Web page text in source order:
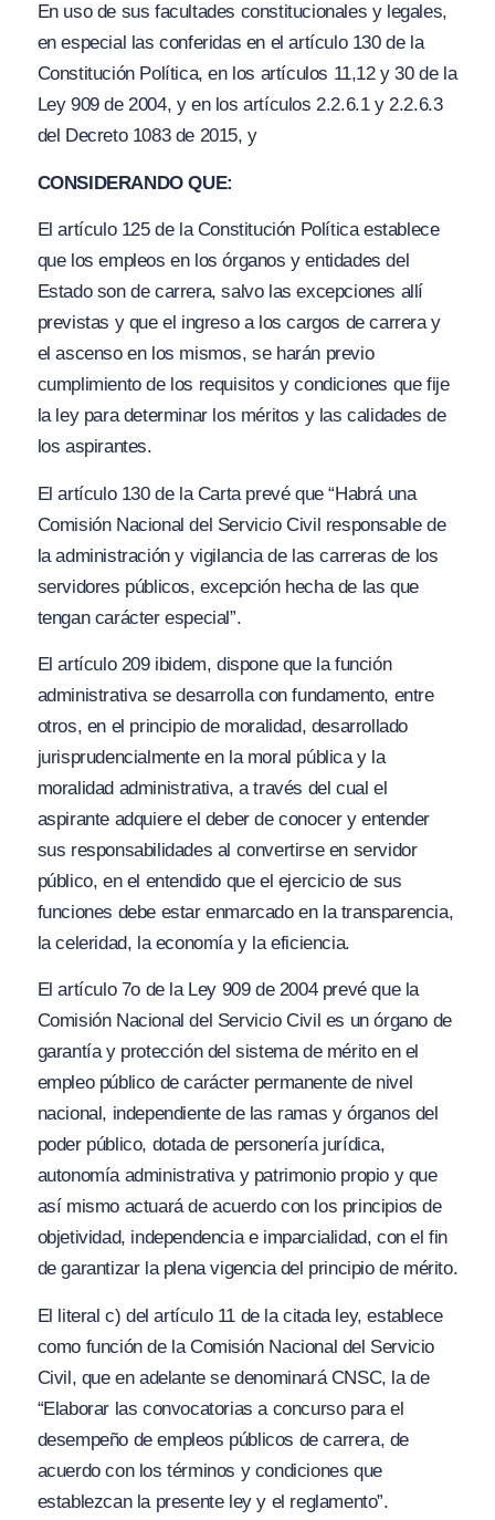
En uso de sus facultades constitucionales y legales,
en especial las conferidas en el artículo 130 de la
Constitución Política, en los artículos 11,12 y 30 de la
Ley 909 de 2004, y en los artículos 2.2.6.1 y 2.2.6.3
del Decreto 1083 de 2015, y
CONSIDERANDO QUE:
El artículo 125 de la Constitución Política establece
que los empleos en los órganos y entidades del
Estado son de carrera, salvo las excepciones allí
previstas y que el ingreso a los cargos de carrera y
el ascenso en los mismos, se harán previo
cumplimiento de los requisitos y condiciones que fije
la ley para determinar los méritos y las calidades de
los aspirantes.
El artículo 130 de la Carta prevé que“Habrá una
Comisión Nacional del Servicio Civil responsable de
la administración y vigilancia de las carreras de los
servidores públicos, excepción hecha de las que
tengan carácter especial”.
El artículo 209 ibidem, dispone que la función
administrativa se desarrolla con fundamento, entre
otros, en el principio de moralidad, desarrollado
jurisprudencialmente en la moral pública y la
moralidad administrativa, a través del cual el
aspirante adquiere el deber de conocer y entender
sus responsabilidades al convertirse en servidor
público, en el entendido que el ejercicio de sus
funciones debe estar enmarcado en la transparencia,
la celeridad, la economía y la eficiencia.
El artículo 7o de la Ley 909 de 2004 prevé que la
Comisión Nacional del Servicio Civil es un órgano de
garantía y protección del sistema de mérito en el
empleo público de carácter permanente de nivel
nacional, independiente de las ramas y órganos del
poder público, dotada de personería jurídica,
autonomía administrativa y patrimonio propio y que
así mismo actuará de acuerdo con los principios de
objetividad, independencia e imparcialidad, con el fin
de garantizar la plena vigencia del principio de mérito.
El literal c) del artículo 11 de la citada ley, establece
como función de la Comisión Nacional del Servicio
Civil, que en adelante se denominará CNSC, la de
“Elaborar las convocatorias a concurso para el
desempeño de empleos públicos de carrera, de
acuerdo con los términos y condiciones que
establezcan la presente ley y el reglamento”.